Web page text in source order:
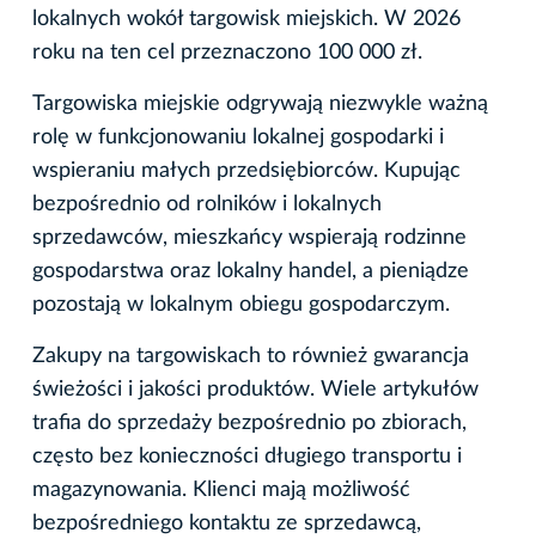
lokalnych wokół targowisk miejskich. W 2026
roku na ten cel przeznaczono 100 000 zł.
Targowiska miejskie odgrywają niezwykle ważną
rolę w funkcjonowaniu lokalnej gospodarki i
wspieraniu małych przedsiębiorców. Kupując
bezpośrednio od rolników i lokalnych
sprzedawców, mieszkańcy wspierają rodzinne
gospodarstwa oraz lokalny handel, a pieniądze
pozostają w lokalnym obiegu gospodarczym.
Zakupy na targowiskach to również gwarancja
świeżości i jakości produktów. Wiele artykułów
trafia do sprzedaży bezpośrednio po zbiorach,
często bez konieczności długiego transportu i
magazynowania. Klienci mają możliwość
bezpośredniego kontaktu ze sprzedawcą,